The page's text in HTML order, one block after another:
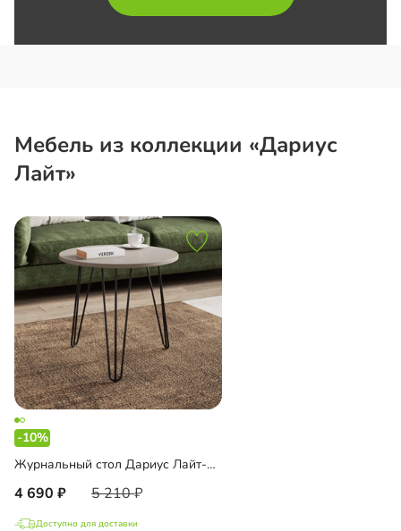
Мебель из коллекции «Дариус
Лайт»
-10%
Журнальный стол Дариус Лайт-600
4 690 5 210
Доступно для доставки